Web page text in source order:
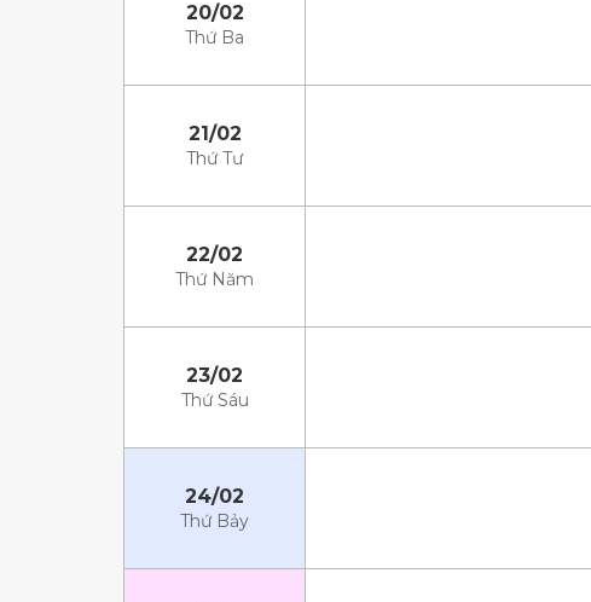
20/02
Thứ Ba
21/02
Thứ Tư
22/02
Thứ Năm
23/02
Thứ Sáu
24/02
Thứ Bảy